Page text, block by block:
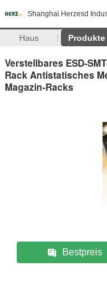
Shanghai Herzesd
Haus Produkte
Verstellbares ESD-
Rack Antistatisches
Magazin-Racks
Bestpreis